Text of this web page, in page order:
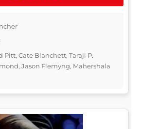
Pitt, Cate Blanchett, Taraji P.
Jason Flemyng, Mahershala